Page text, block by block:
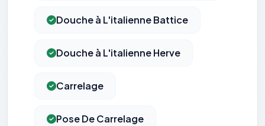
Douche à L'italienne Battice
Douche à L'italienne Herve
Carrelage
Pose De Carrelage